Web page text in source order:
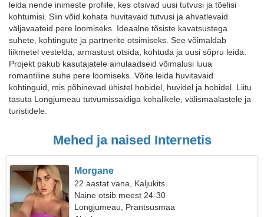
leida nende inimeste profiile, kes otsivad uusi tutvusi ja tõelisi
kohtumisi. Siin võid kohata huvitavaid tutvusi ja ahvatlevaid
väljavaateid pere loomiseks. Ideaalne tõsiste kavatsustega
suhete, kohtingute ja partnerite otsimiseks. See võimaldab
liikmetel vestelda, armastust otsida, kohtuda ja uusi sõpru leida.
Projekt pakub kasutajatele ainulaadseid võimalusi luua
romantiline suhe pere loomiseks. Võite leida huvitavaid
kohtinguid, mis põhinevad ühistel hobidel, huvidel ja hobidel. Liitu
tasuta Longjumeau tutvumissaidiga kohalikele, välismaalastele ja
turistidele.
Mehed ja naised Internetis
Morgane
22 aastat vana, Kaljukits
Naine otsib meest 24-30
Longjumeau, Prantsusmaa